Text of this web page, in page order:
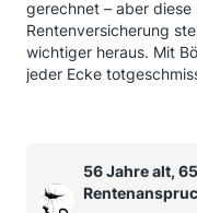
gerechnet – aber
Rentenversicherung
wichtiger heraus. Mit
jeder Ecke
56 Jahre alt,